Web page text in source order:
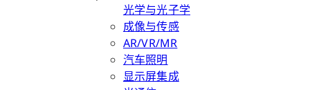
光学与光子学
成像与传感
AR/VR/MR
汽车照明
显示屏集成